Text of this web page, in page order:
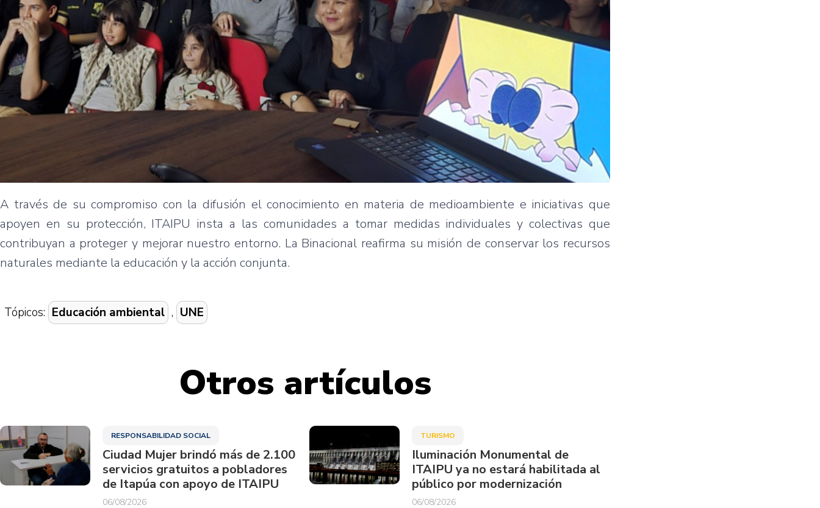
A través de su compromiso con la difusión el conocimiento en materia de medioambiente e iniciativas que
apoyen en su protección, ITAIPU insta a las comunidades a tomar medidas individuales y colectivas que
contribuyan a proteger y mejorar nuestro entorno. La Binacional reafirma su misión de conservar los recursos
naturales mediante la educación y la acción conjunta.
Tópicos: Educación ambiental , UNE
Otros artículos
RESPONSABILIDAD SOCIAL
Ciudad Mujer brindó más de 2.100
servicios gratuitos a pobladores
de Itapúa con apoyo de ITAIPU
06/08/2026
TURISMO
Iluminación Monumental de
ITAIPU ya no estará habilitada al
público por modernización
06/08/2026